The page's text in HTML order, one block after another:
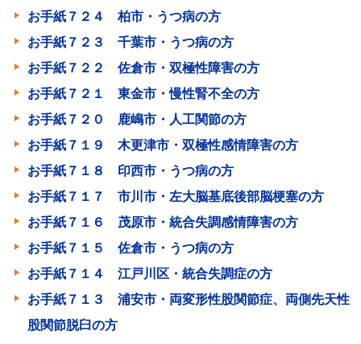
お手紙７２４ 柏市・うつ病の方
お手紙７２３ 千葉市・うつ病の方
お手紙７２２ 佐倉市・双極性障害の方
お手紙７２１ 東金市・慢性腎不全の方
お手紙７２０ 鹿嶋市・人工関節の方
お手紙７１９ 木更津市・双極性感情障害の方
お手紙７１８ 印西市・うつ病の方
お手紙７１７ 市川市・左大脳基底後部脳梗塞の方
お手紙７１６ 茂原市・統合失調感情障害の方
お手紙７１５ 佐倉市・うつ病の方
お手紙７１４ 江戸川区・統合失調症の方
お手紙７１３ 浦安市・両変形性股関節症、両側先天性
股関節脱臼の方